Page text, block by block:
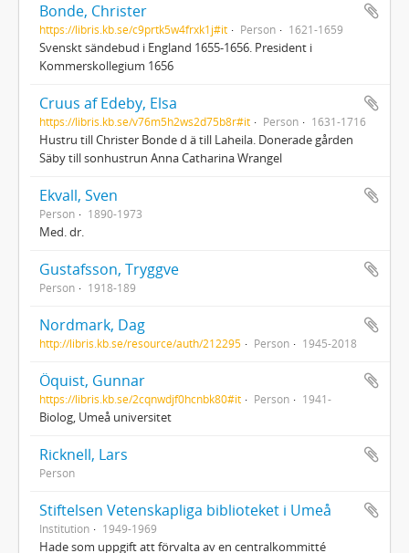
Bonde, Christer
https://libris.kb.se/c9prtk5w4frxk1j#it Person 1621-1659
Svenskt sändebud i England 1655-1656. President i
Kommerskollegium 1656
Cruus af Edeby, Elsa
https://libris.kb.se/v76m5h2ws2d75b8r#it Person 1631-1716
Hustru till Christer Bonde d ä till Laheila. Donerade gården
Säby till sonhustrun Anna Catharina Wrangel
Ekvall, Sven
Person 1890-1973
Med. dr.
Gustafsson, Tryggve
Person 1918-189
Nordmark, Dag
http://libris.kb.se/resource/auth/212295 Person 1945-2018
Öquist, Gunnar
https://libris.kb.se/2cqnwdjf0hcnbk80#it Person 1941-
Biolog, Umeå universitet
Ricknell, Lars
Person
Stiftelsen Vetenskapliga biblioteket i Umeå
Institution 1949-1969
Hade som uppgift att förvalta av en centralkommitté